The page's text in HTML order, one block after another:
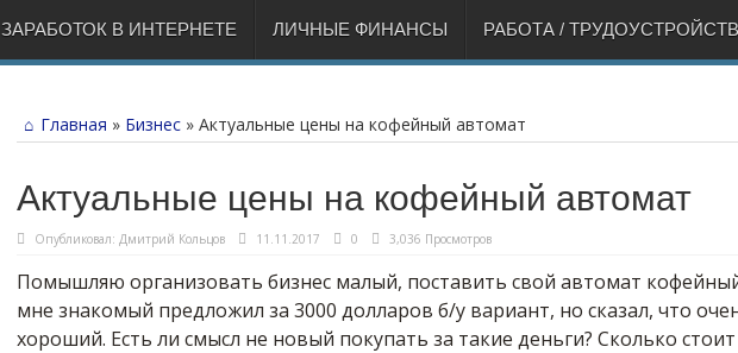
ЗАРАБОТОК В ИНТЕРНЕТЕ ЛИЧНЫЕ ФИНАНСЫ РАБОТА /
Главная » Бизнес » Актуальные цены на кофейный автомат
Актуальные цены на кофейный автомат
Опубликовал: Дмитрий Кольцов 11.11.2017 0 3,036 Просмотров
Помышляю организовать бизнес малый, поставить свой автомат
мне знакомый предложил за 3000 долларов б/у вариант, но сказал, что
хороший. Есть ли смысл не новый покупать за такие деньги? Сколько стоит